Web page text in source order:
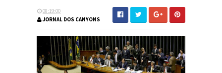
08:19:00
JORNAL DOS CANYONS